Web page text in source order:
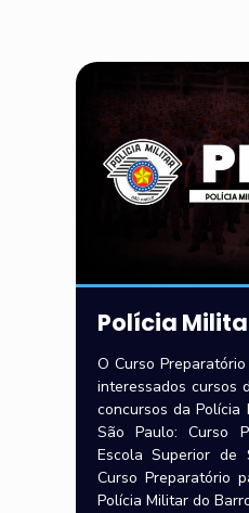
Polícia
O Curso
interessados cursos
concursos da
São Paulo: Curso
Escola Superior de
Curso Preparatório
Polícia Militar do